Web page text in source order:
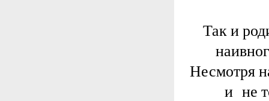
Так и
Несмотря
и не